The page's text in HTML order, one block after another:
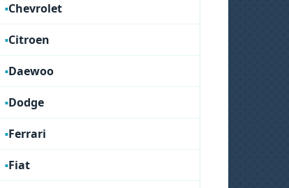
Chevrolet
Citroen
Daewoo
Dodge
Ferrari
Fiat